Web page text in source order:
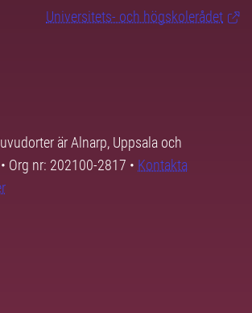
Universitets- och högskolerådet
är Alnarp, Uppsala och
Org nr: 202100-2817 • Kontakta